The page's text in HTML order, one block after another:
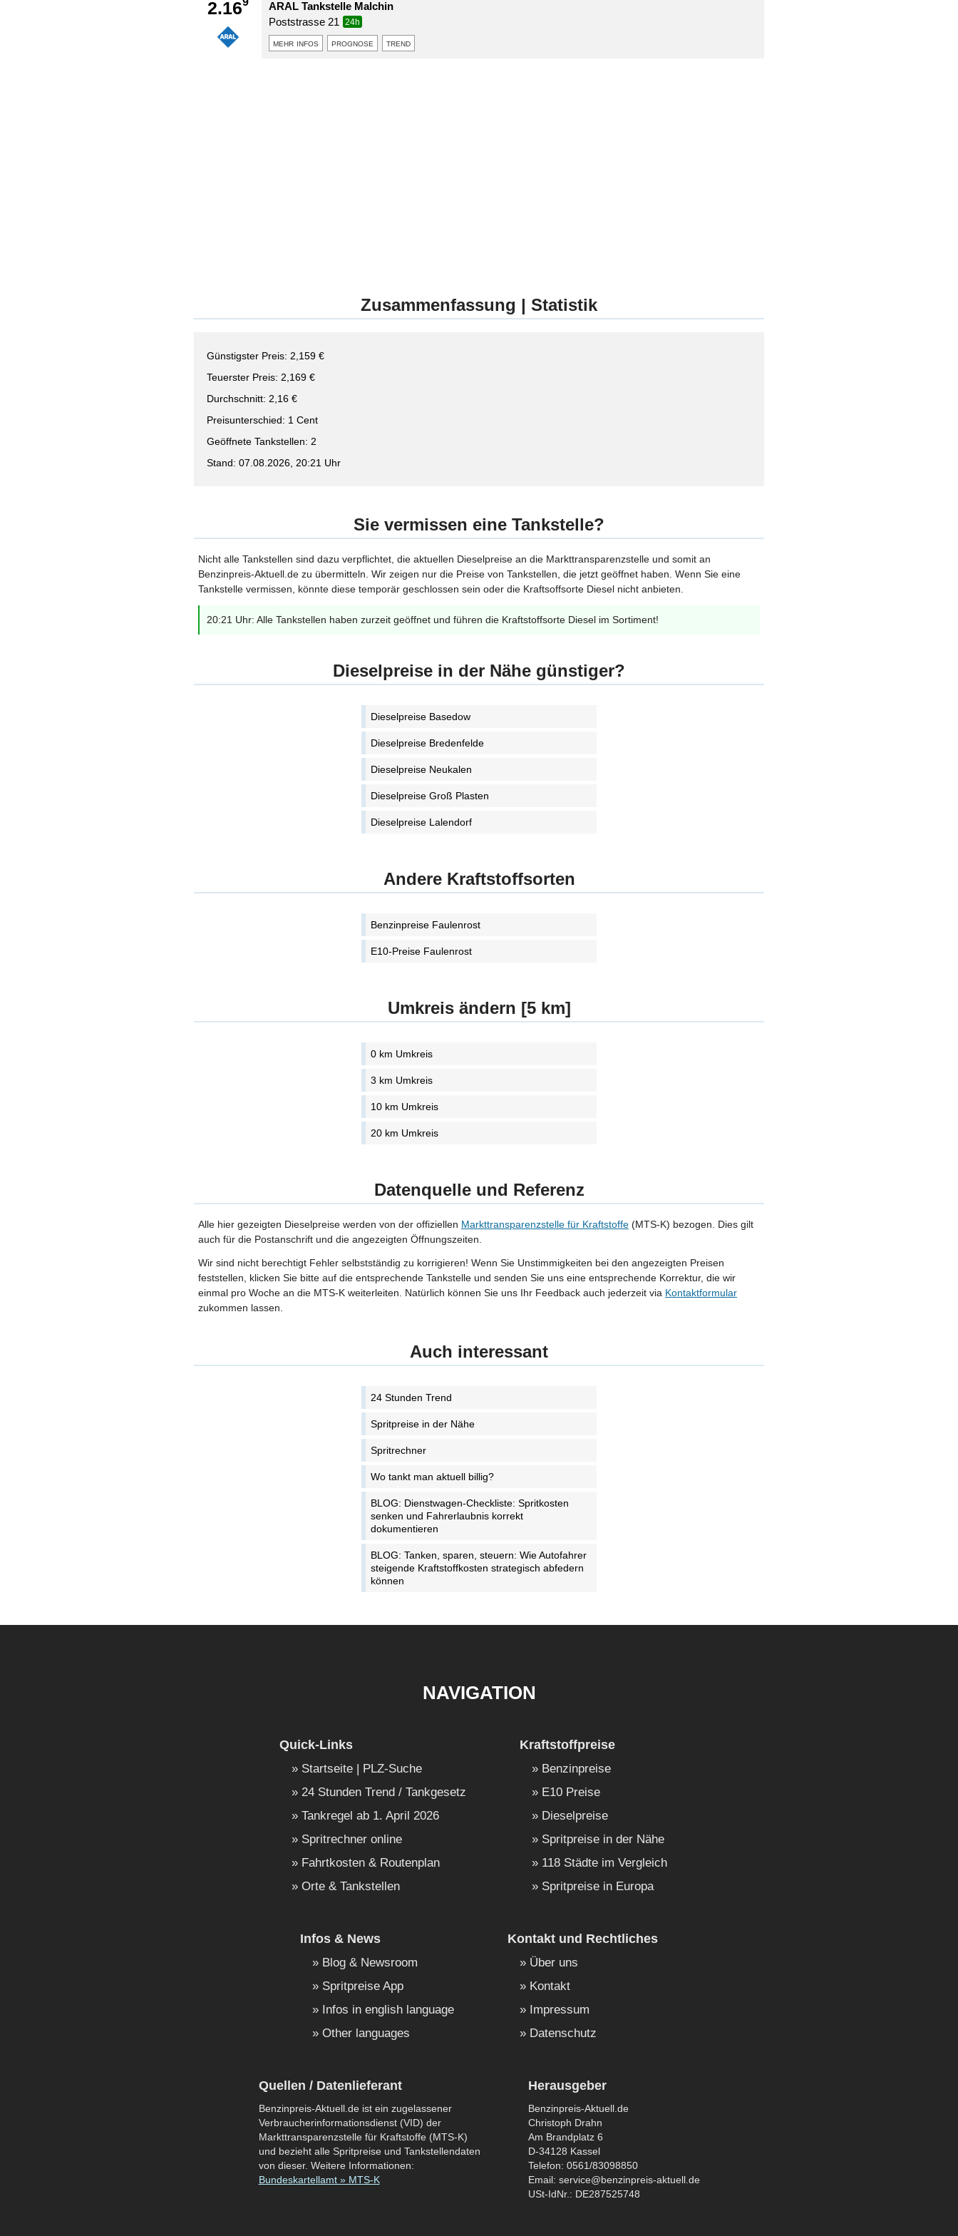
2.16
ARAL Tankstelle Malchin
Poststrasse 21
24h
mehr infos prognose trend
Zusammenfassung | Statistik
Günstigster Preis: 2,159 €
Teuerster Preis: 2,169 €
Durchschnitt: 2,16 €
Preisunterschied: 1 Cent
Geöffnete Tankstellen: 2
Stand: 07.08.2026, 20:21 Uhr
Sie vermissen eine Tankstelle?
Nicht alle Tankstellen sind dazu verpflichtet, die aktuellen Dieselpreise an die Markttransparenzstelle und somit an
Benzinpreis-Aktuell.de zu übermitteln. Wir zeigen nur die Preise von Tankstellen, die jetzt geöffnet haben. Wenn Sie eine
Tankstelle vermissen, könnte diese temporär geschlossen sein oder die Kraftsoffsorte Diesel nicht anbieten.
20:21 Uhr: Alle Tankstellen haben zurzeit geöffnet und führen die Kraftstoffsorte Diesel im Sortiment!
Dieselpreise in der Nähe günstiger?
Dieselpreise Basedow
Dieselpreise Bredenfelde
Dieselpreise Neukalen
Dieselpreise Groß Plasten
Dieselpreise Lalendorf
Andere Kraftstoffsorten
Benzinpreise Faulenrost
E10-Preise Faulenrost
Umkreis ändern [5 km]
0 km Umkreis
3 km Umkreis
10 km Umkreis
20 km Umkreis
Datenquelle und Referenz
Alle hier gezeigten Dieselpreise werden von der offiziellen Markttransparenzstelle für Kraftstoffe (MTS-K) bezogen. Dies gilt
auch für die Postanschrift und die angezeigten Öffnungszeiten.
Wir sind nicht berechtigt Fehler selbstständig zu korrigieren! Wenn Sie Unstimmigkeiten bei den angezeigten Preisen
feststellen, klicken Sie bitte auf die entsprechende Tankstelle und senden Sie uns eine entsprechende Korrektur, die wir
einmal pro Woche an die MTS-K weiterleiten. Natürlich können Sie uns Ihr Feedback auch jederzeit via Kontaktformular
zukommen lassen.
Auch interessant
24 Stunden Trend
Spritpreise in der Nähe
Spritrechner
Wo tankt man aktuell billig?
BLOG: Dienstwagen-Checkliste: Spritkosten
senken und Fahrerlaubnis korrekt
dokumentieren
BLOG: Tanken, sparen, steuern: Wie Autofahrer
steigende Kraftstoffkosten strategisch abfedern
können
NAVIGATION
Quick-Links
Startseite | PLZ-Suche
24 Stunden Trend / Tankgesetz
Tankregel ab 1. April 2026
Spritrechner online
Fahrtkosten & Routenplan
Orte & Tankstellen
Kraftstoffpreise
Benzinpreise
E10 Preise
Dieselpreise
Spritpreise in der Nähe
118 Städte im Vergleich
Spritpreise in Europa
Infos & News
Blog & Newsroom
Spritpreise App
Infos in english language
Other languages
Kontakt und Rechtliches
Über uns
Kontakt
Impressum
Datenschutz
Quellen / Datenlieferant
Benzinpreis-Aktuell.de ist ein zugelassener
Verbraucherinformationsdienst (VID) der
Markttransparenzstelle für Kraftstoffe (MTS-K)
und bezieht alle Spritpreise und Tankstellendaten
von dieser. Weitere Informationen:
Bundeskartellamt » MTS-K
Herausgeber
Benzinpreis-Aktuell.de
Christoph Drahn
Am Brandplatz 6
D-34128 Kassel
Telefon: 0561/83098850
Email: service@benzinpreis-aktuell.de
USt-IdNr.: DE287525748